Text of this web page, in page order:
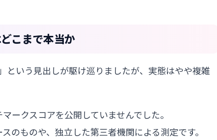
こまで本当か
いう見出しが駆け巡りましたが、実態はやや複雑
ークスコアを公開していませんでした。
のものや、独立した第三者機関による測定です。